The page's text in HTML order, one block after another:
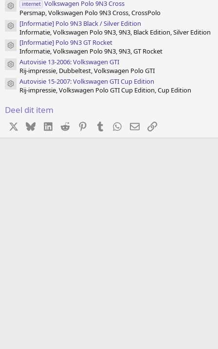
t
e
r
(
r
e
n
)
Item pictogram
internet Volkswagen Polo 9N3 Cross
Persmap, Volkswagen Polo 9N3 Cross, CrossPolo
Item pictogram
[Informatie] Polo 9N3 Black / Silver Edition
Informatie, Volkswagen Polo 9N3, 9N3, Black Edition, Silver Edition
Item pictogram
[Informatie] Polo 9N3 GT Rocket
Informatie, Volkswagen Polo 9N3, 9N3, GT Rocket
Item pictogram
Autovisie 13-2006: Volkswagen GTI
Rij-impressie, Dubbeltest, Volkswagen Polo GTI
Item pictogram
Autovisie 15-2007: Volkswagen GTI Cup Edition
Rij-impressie, Volkswagen Polo GTI Cup Edition, Cup Edition
Deel dit item
BlueskyLinkedIn
Reddit PinterestTumblr WhatsApp
E-mailkoppeling